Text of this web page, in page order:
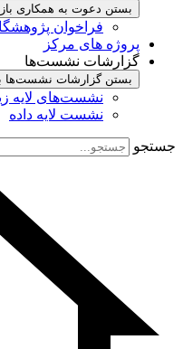
بستن دعوت به همکاری
فراخوان
پروژه های مرکز
گزارشات نشست‌ها
بستن گزارشات نشست‌ها
نشست‌‌های لایه
نشست لایه داده
جستجو